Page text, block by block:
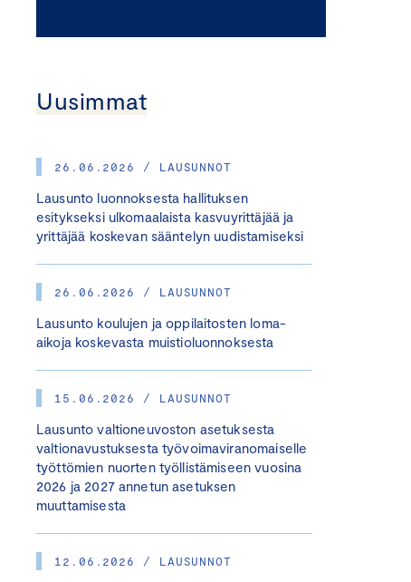
Uusimmat
26.06.2026 / LAUSUNNOT
Lausunto luonnoksesta hallituksen
esitykseksi ulkomaalaista kasvuyrittäjää ja
yrittäjää koskevan sääntelyn uudistamiseksi
26.06.2026 / LAUSUNNOT
Lausunto koulujen ja oppilaitosten loma-
aikoja koskevasta muistioluonnoksesta
15.06.2026 / LAUSUNNOT
Lausunto valtioneuvoston asetuksesta
valtionavustuksesta työvoimaviranomaiselle
työttömien nuorten työllistämiseen vuosina
2026 ja 2027 annetun asetuksen
muuttamisesta
12.06.2026 / LAUSUNNOT